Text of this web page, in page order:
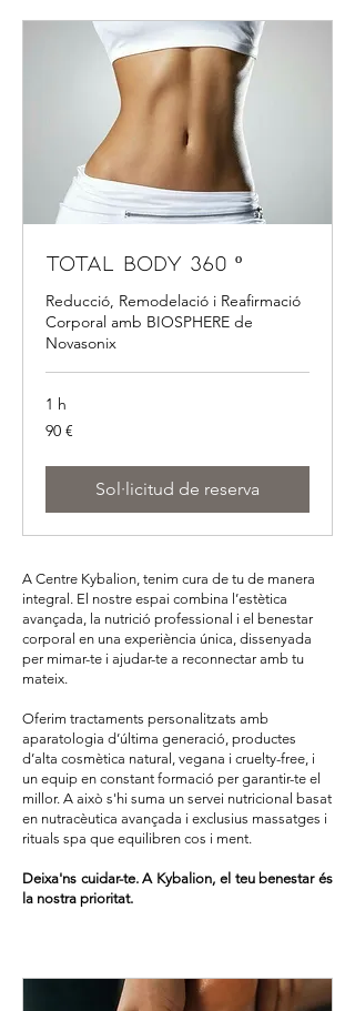
Total Body 360 º
Reducció, Remodelació i Reafirmació
Corporal amb BIOSPHERE de
Novasonix
1 h
90
euros
90 €
Sol·licitud de reserva
A Centre Kybalion, tenim cura de tu de manera
integral. El nostre espai combina l’estètica
avançada, la nutrició professional i el benestar
corporal en una experiència única, dissenyada
per mimar-te i ajudar-te a reconnectar amb tu
mateix.
Oferim tractaments personalitzats amb
aparatologia d’última generació, productes
d’alta cosmètica natural, vegana i cruelty-free, i
un equip en constant formació per garantir-te el
millor. A això s'hi suma un servei nutricional basat
en nutracèutica avançada i exclusius massatges i
rituals spa que equilibren cos i ment.
Deixa'ns cuidar-te. A Kybalion, el teu benestar és
la nostra prioritat.